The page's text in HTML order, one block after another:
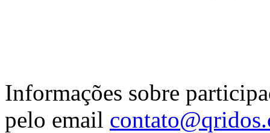
Informações sobre
pelo email